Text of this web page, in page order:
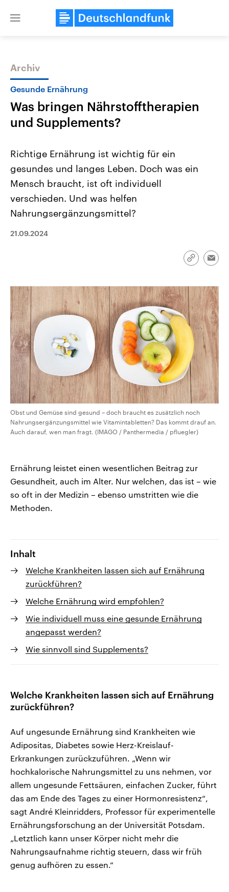
Close
Themen
Landtagswahl Sachsen-Anhalt
2026
Alle Informationen
Sachsen-Anhalt wählt am 6.
September 2026 einen neuen
Landtag. Seit 2021 wird das
CDU, SPD und FDP regiert.-
USA
Aktuelle Beiträge,
Audio-Archiv
Archiv
Gesunde Ernährung
Was bringen Nährstofftherapien
und Supplements?
Richtige Ernährung ist wichtig für ein
gesundes und langes Leben. Doch was ein
Mensch braucht, ist oft individuell
verschieden. Und was helfen
Nahrungsergänzungsmittel?
21.09.2024
Link
Obst und Gemüse sind gesund – doch braucht es zusätzlich noch
Nahrungsergänzungsmittel wie Vitamintabletten? Das kommt drauf an.
Auch darauf, wen man fragt. (IMAGO / Panthermedia / pfluegler)
Ernährung leistet einen wesentlichen Beitrag zur
Gesundheit, auch im Alter. Nur welchen, das ist – wie
so oft in der Medizin – ebenso umstritten wie die
Methoden.
Inhalt
Welche Krankheiten lassen sich auf Ernährung
zurückführen?
Welche Ernährung wird empfohlen?
Wie individuell muss eine gesunde Ernährung
angepasst werden?
Wie sinnvoll sind Supplements?
Welche Krankheiten lassen sich auf Ernährung
zurückführen?
Auf ungesunde Ernährung sind Krankheiten wie
Adipositas, Diabetes sowie Herz-Kreislauf-
Erkrankungen zurückzuführen. „Wenn wir
hochkalorische Nahrungsmittel zu uns nehmen, vor
allem ungesunde Fettsäuren, einfachen Zucker, führt
das am Ende des Tages zu einer Hormonresistenz“,
sagt André Kleinridders, Professor für experimentelle
Ernährungsforschung an der Universität Potsdam.
„Letztlich kann unser Körper nicht mehr die
Nahrungsaufnahme richtig steuern, dass wir früh
genug aufhören zu essen.“